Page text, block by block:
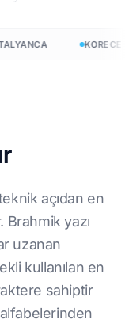
KORECE
açıdan en
yazı
uzanan
kullanılan en
sahiptir